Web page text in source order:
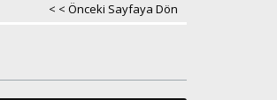
< < Önceki Sayfaya Dön